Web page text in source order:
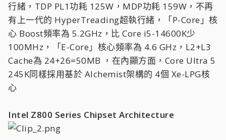
行緒，TDP PL1功耗 125W，MDP功耗 159W，不再
有上一代的 HyperTreading超執行緒，「P-Core」核
心 Boost頻率為 5.2GHz，比 Core i5-14600K少
100MHz，「E-Core」核心頻率為 4.6 GHz，L2+L3
Cache為 24+26=50MB ，在內顯方面，Core Ultra 5
245K同樣採用基於 Alchemist架構的 4個 Xe-LPG核
心
Intel Z800 Series Chipset Architecture